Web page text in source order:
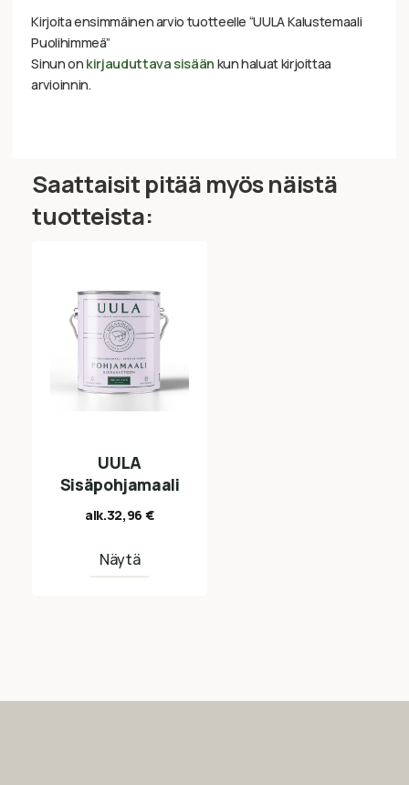
Kirjoita ensimmäinen arvio tuotteelle “UULA Kalustemaali
Puolihimmeä”
Sinun on kirjauduttava sisään kun haluat kirjoittaa
arvioinnin.
Saattaisit pitää myös näistä
tuotteista:
UULA
Sisäpohjamaali
alk.32,96 €
Näytä